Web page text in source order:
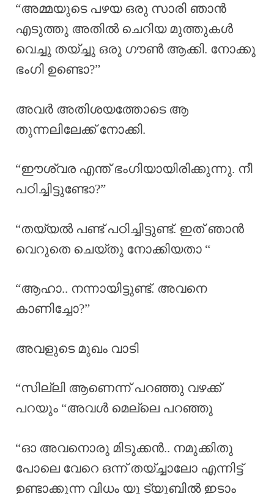
“അമ്മയുടെ പഴയ ഒരു സാരി ഞാൻ
എടുത്തു അതിൽ ചെറിയ മുത്തുകൾ
വെച്ചു തയ്ച്ചു ഒരു ഗൗൺ ആക്കി. നോക്കു
ഭംഗി ഉണ്ടൊ?”
അവർ അതിശയത്തോടെ ആ
തുന്നലിലേക്ക് നോക്കി.
“ഈശ്വര എന്ത്‌ ഭംഗിയായിരിക്കുന്നു. നീ
പഠിച്ചിട്ടുണ്ടോ?”
“തയ്യൽ പണ്ട് പഠിച്ചിട്ടുണ്ട്. ഇത് ഞാൻ
വെറുതെ ചെയ്തു നോക്കിയതാ “
“ആഹാ.. നന്നായിട്ടുണ്ട്. അവനെ
കാണിച്ചോ?”
അവളുടെ മുഖം വാടി
“സില്ലി ആണെന്ന് പറഞ്ഞു വഴക്ക്
പറയും “അവൾ മെല്ലെ പറഞ്ഞു
“ഓ അവനൊരു മിടുക്കൻ.. നമുക്കിതു
പോലെ വേറെ ഒന്ന് തയ്ച്ചാലോ എന്നിട്ട്
ഉണ്ടാക്കുന്ന വിധം യൂ ട്യൂബിൽ ഇടാം